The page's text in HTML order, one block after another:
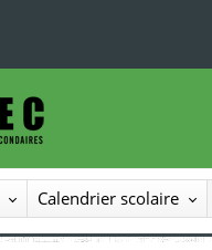
Calendrier scolaire